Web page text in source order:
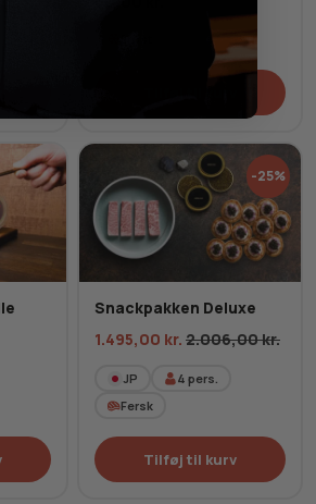
-25%
Snackpakken Deluxe
1.495,00 kr. 2.006,00kr.
JP 4 pers.
Fersk
Tilføj til kurv